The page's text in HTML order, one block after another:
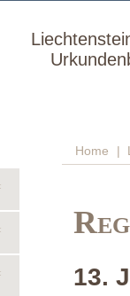
Home |
13.